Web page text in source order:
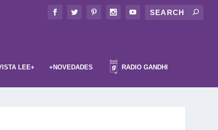
LEE+ +NOVEDADES RADIO GANDHI